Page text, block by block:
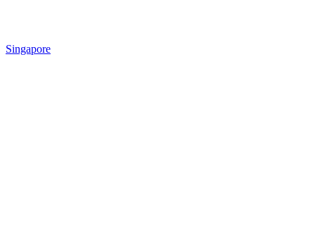
Singapore